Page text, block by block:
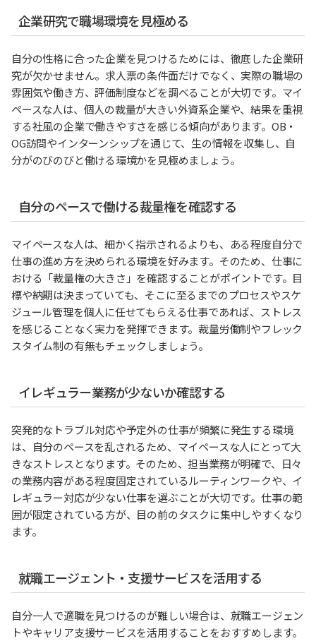
企業研究で職場環境を見極める
自分の性格に合った企業を見つけるためには、徹底した企業研
究が欠かせません。求人票の条件面だけでなく、実際の職場の
雰囲気や働き方、評価制度などを調べることが大切です。マイ
ペースな人は、個人の裁量が大きい外資系企業や、結果を重視
する社風の企業で働きやすさを感じる傾向があります。OB・
OG訪問やインターンシップを通じて、生の情報を収集し、自
分がのびのびと働ける環境かを見極めましょう。
自分のペースで働ける裁量権を確認する
マイペースな人は、細かく指示されるよりも、ある程度自分で
仕事の進め方を決められる環境を好みます。そのため、仕事に
おける「裁量権の大きさ」を確認することがポイントです。目
標や納期は決まっていても、そこに至るまでのプロセスやスケ
ジュール管理を個人に任せてもらえる仕事であれば、ストレス
を感じることなく実力を発揮できます。裁量労働制やフレック
スタイム制の有無もチェックしましょう。
イレギュラー業務が少ないか確認する
突発的なトラブル対応や予定外の仕事が頻繁に発生する環境
は、自分のペースを乱されるため、マイペースな人にとって大
きなストレスとなります。そのため、担当業務が明確で、日々
の業務内容がある程度固定されているルーティンワークや、イ
レギュラー対応が少ない仕事を選ぶことが大切です。仕事の範
囲が限定されている方が、目の前のタスクに集中しやすくなり
ます。
就職エージェント・支援サービスを活用する
自分一人で適職を見つけるのが難しい場合は、就職エージェン
トやキャリア支援サービスを活用することをおすすめします。